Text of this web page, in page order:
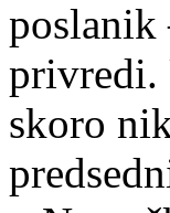
privredi.
skoro